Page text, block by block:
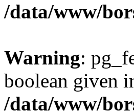
/data/www/
Warning:
boolean given
/data/www/